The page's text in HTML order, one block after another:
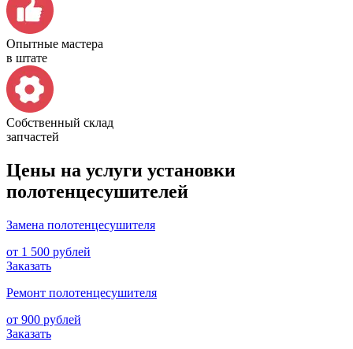
Опытные мастера
в штате
Собственный склад
запчастей
Цены на услуги установки
полотенцесушителей
Замена полотенцесушителя
от 1 500 рублей
Заказать
Ремонт полотенцесушителя
от 900 рублей
Заказать